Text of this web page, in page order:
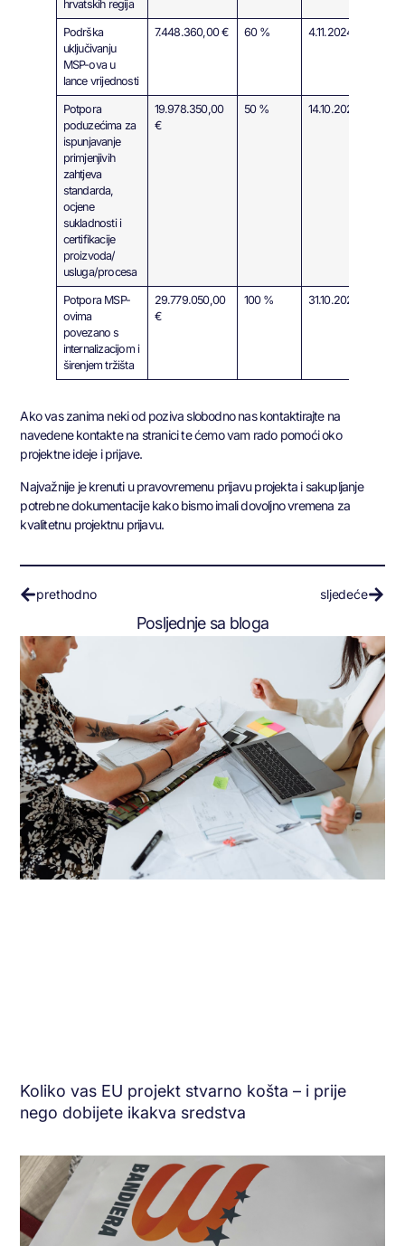
hrvatskih regija
Podrška
uključivanju
MSP-ova u
lance vrijednosti
7.448.360,00 € 60 % 4.11.2024.
Potpora
poduzećima za
ispunjavanje
primjenjivih
zahtjeva
standarda,
ocjene
sukladnosti i
certifikacije
proizvoda/
usluga/procesa
19.978.350,00
€
50 % 14.10.2024.
Potpora MSP-
ovima
povezano s
internalizacijom i
širenjem tržišta
29.779.050,00
€
100 % 31.10.2024.
Ako vas zanima neki od poziva slobodno nas kontaktirajte na
navedene kontakte na stranici te ćemo vam rado pomoći oko
projektne ideje i prijave.
Najvažnije je krenuti u pravovremenu prijavu projekta i sakupljanje
potrebne dokumentacije kako bismo imali dovoljno vremena za
kvalitetnu projektnu prijavu.
prethodno sljedeće
Posljednje sa bloga
Koliko vas EU projekt stvarno košta – i prije
nego dobijete ikakva sredstva